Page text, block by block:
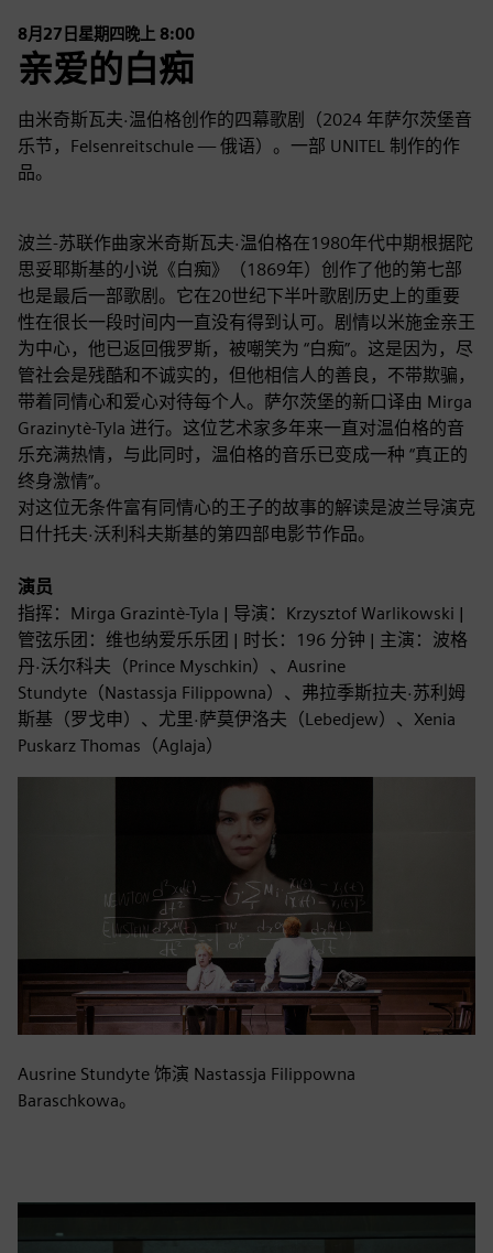
8月27日星期四晚上 8:00
亲爱的白痴
由米奇斯瓦夫·温伯格创作的四幕歌剧（2024 年萨尔茨堡音
乐节，Felsenreitschule — 俄语）。一部 UNITEL 制作的作
品。
波兰-苏联作曲家米奇斯瓦夫·温伯格在1980年代中期根据陀
思妥耶斯基的小说《白痴》（1869年）创作了他的第七部
也是最后一部歌剧。它在20世纪下半叶歌剧历史上的重要
性在很长一段时间内一直没有得到认可。剧情以米施金亲王
为中心，他已返回俄罗斯，被嘲笑为 “白痴”。这是因为，尽
管社会是残酷和不诚实的，但他相信人的善良，不带欺骗，
带着同情心和爱心对待每个人。萨尔茨堡的新口译由 Mirga
Grazinytè-Tyla 进行。这位艺术家多年来一直对温伯格的音
乐充满热情，与此同时，温伯格的音乐已变成一种 “真正的
终身激情”。
对这位无条件富有同情心的王子的故事的解读是波兰导演克
日什托夫·沃利科夫斯基的第四部电影节作品。
演员
指挥：Mirga Grazintè-Tyla | 导演：Krzysztof Warlikowski |
管弦乐团：维也纳爱乐乐团 | 时长：196 分钟 | 主演：波格
丹·沃尔科夫（Prince Myschkin）、Ausrine
Stundyte（Nastassja Filippowna）、弗拉季斯拉夫·苏利姆
斯基（罗戈申）、尤里·萨莫伊洛夫（Lebedjew）、Xenia
Puskarz Thomas（Aglaja）
Ausrine Stundyte 饰演 Nastassja Filippowna
Baraschkowa。